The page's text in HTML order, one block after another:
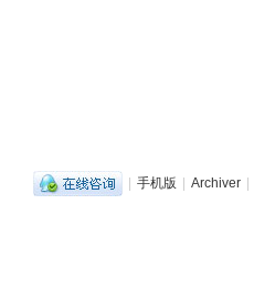
| 手机版 | Archiver |